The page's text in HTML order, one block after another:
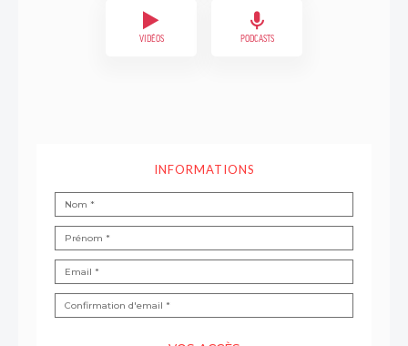
VIDÉOS PODCASTS